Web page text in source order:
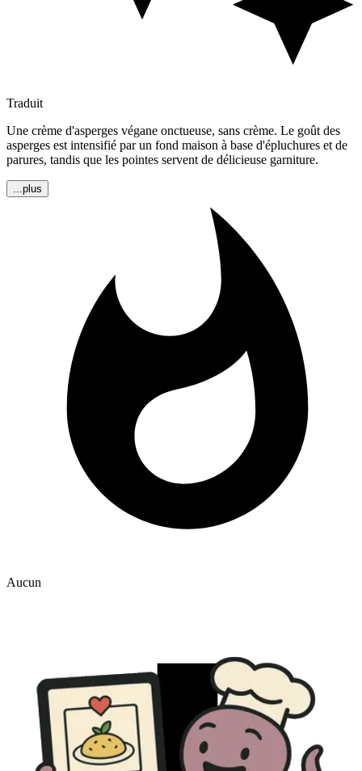
Traduit
Une crème d'asperges végane onctueuse, sans crème. Le goût des
asperges est intensifié par un fond maison à base d'épluchures et de
parures, tandis que les pointes servent de délicieuse garniture.
...plus
Aucun